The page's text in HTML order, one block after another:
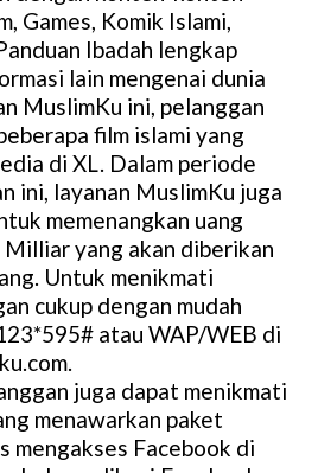
Games, Komik Islami,
Ibadah lengkap
lain mengenai dunia
MuslimKu ini, pelanggan
film islami yang
di XL. Dalam periode
ini, layanan MuslimKu juga
memenangkan uang
yang akan diberikan
Untuk menikmati
cukup dengan mudah
atau WAP/WEB di
juga dapat menikmati
menawarkan paket
mengakses Facebook di